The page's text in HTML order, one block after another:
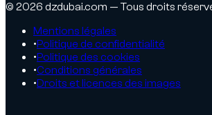
© 2026 dzdubai.com — Tous droits
Mentions légales
•Politique de confidentialité
•Politique des cookies
•Conditions générales
•Droits et licences des images